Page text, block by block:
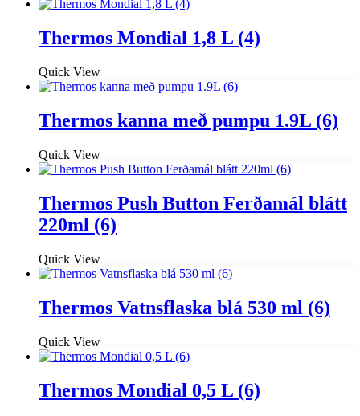
Thermos Mondial 1,8 L (4)
Quick View
Thermos kanna með pumpu 1.9L (6)
Quick View
Thermos Push Button Ferðamál blátt
220ml (6)
Quick View
Thermos Vatnsflaska blá 530 ml (6)
Quick View
Thermos Mondial 0,5 L (6)